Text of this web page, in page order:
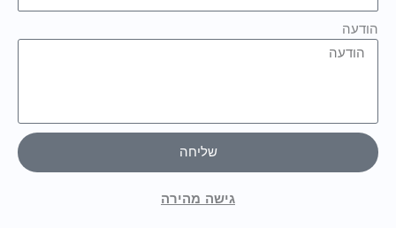
הודעה
שליחה
גישה מהירה